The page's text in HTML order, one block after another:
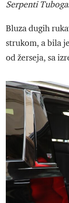
Serpenti
Bluza dugih
strukom, a bila
od žerseja, sa